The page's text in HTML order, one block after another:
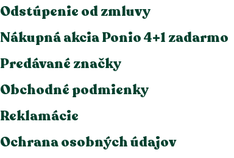
Odstúpenie od zmluvy
Nákupná akcia Ponio 4+1 zadarmo
Predávané značky
Obchodné podmienky
Reklamácie
Ochrana osobných údajov